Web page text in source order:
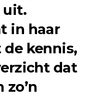
uit.
in haar
de kennis,
dat